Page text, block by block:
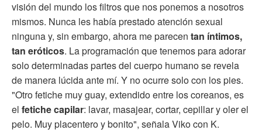
visión del mundo los filtros que nos ponemos a nosotros
mismos. Nunca les había prestado atención sexual
ninguna y, sin embargo, ahora me parecen tan íntimos,
tan eróticos. La programación que tenemos para adorar
solo determinadas partes del cuerpo humano se revela
de manera lúcida ante mí. Y no ocurre solo con los pies.
"Otro fetiche muy guay, extendido entre los coreanos, es
el fetiche capilar: lavar, masajear, cortar, cepillar y oler el
pelo. Muy placentero y bonito", señala Viko con K.